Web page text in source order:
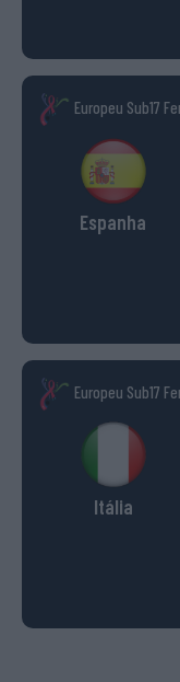
Europeu Sub17
Espanha
Europeu Sub17
Itália